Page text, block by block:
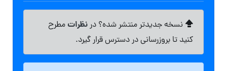
نسخه جدیدتر منتشر شده؟ درنظراتمطرح
کنید تا بروزرسانی در دسترس قرار گیرد.